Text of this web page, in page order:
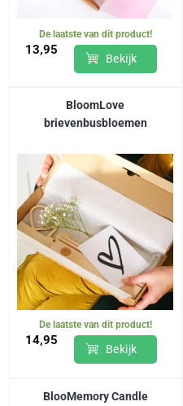
De laatste van dit product!
13,95
Bekijk
BloomLove
brievenbusbloemen
De laatste van dit product!
14,95
Bekijk
BlooMemory Candle